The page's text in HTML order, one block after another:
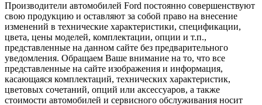
Производители автомобилей Ford постоянно совершенствуют
свою продукцию и оставляют за собой право на внесение
изменений в технические характеристики, спецификации,
цвета, цены моделей, комплектации, опции и т.п.,
представленные на данном сайте без предварительного
уведомления. Обращаем Ваше внимание на то, что все
представленные на сайте изображения и информация,
касающаяся комплектаций, технических характеристик,
цветовых сочетаний, опций или аксессуаров, а также
стоимости автомобилей и сервисного обслуживания носит